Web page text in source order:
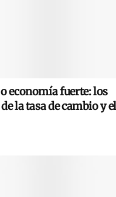
economía fuerte: los
la tasa de cambio y